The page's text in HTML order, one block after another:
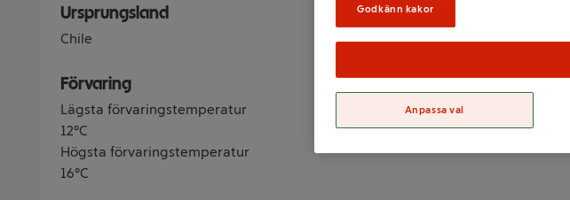
Ursprungsland
Chile
Förvaring
Lägsta förvaringstemperatur
12°C
Högsta förvaringstemperatur
16°C
Godkänn kakor
Anpassa val